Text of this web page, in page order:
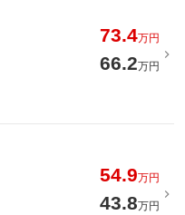
73.4万円
66.2万円
54.9万円
43.8万円